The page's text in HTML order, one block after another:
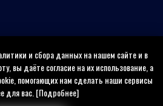
и сбора данных на нашем сайте и в
вы даёте согласие на их использование, а
помогающих нам сделать наши сервисы
для вас.[Подробнее]